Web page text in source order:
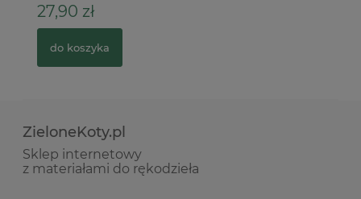
27,90 zł
do koszyka
ZieloneKoty.pl
Sklep internetowy
z materiałami do rękodzieła